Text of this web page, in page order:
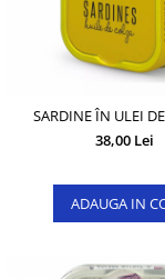
SARDINE ÎN ULEI
38,00 Lei
ADAUGA IN